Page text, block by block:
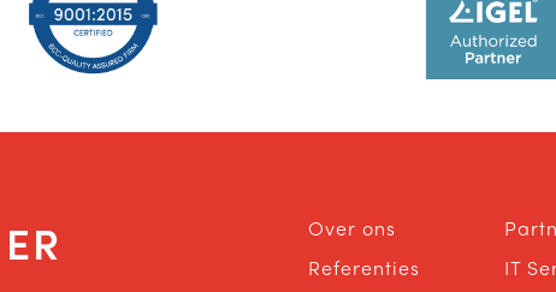
Over ons
Referenties
IT